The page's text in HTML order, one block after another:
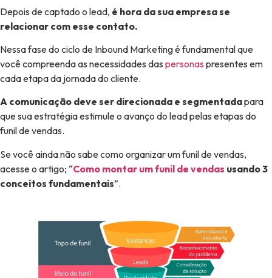
Depois de captado o lead, é hora da sua empresa se
relacionar com esse contato.
Nessa fase do ciclo de Inbound Marketing é fundamental que
você compreenda as necessidades das personas presentes em
cada etapa da jornada do cliente.
A comunicação deve ser direcionada e segmentadapara
que sua estratégia estimule o avanço do lead pelas etapas do
funil de vendas.
Se você ainda não sabe como organizar um funil de vendas,
acesse o artigo; “Como montar um funil de vendas usando 3
conceitos fundamentais”.